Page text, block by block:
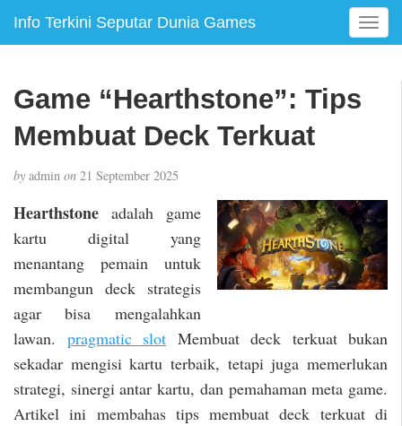
Info Terkini Seputar Dunia Games
T
o
i
g
a
t
i
Game “Hearthstone”: Tips
Membuat Deck Terkuat
by admin on 21 September 2025
Hearthstone adalah game
kartu digital yang
menantang pemain untuk
membangun deck strategis
agar bisa mengalahkan
lawan. pragmatic slot Membuat deck terkuat bukan
sekadar mengisi kartu terbaik, tetapi juga memerlukan
strategi, sinergi antar kartu, dan pemahaman meta game.
Artikel ini membahas tips membuat deck terkuat di